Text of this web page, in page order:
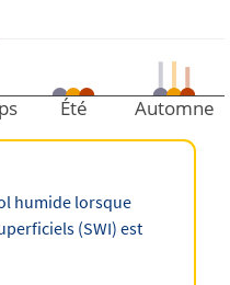
Été Automne
humide lorsque
(SWI) est